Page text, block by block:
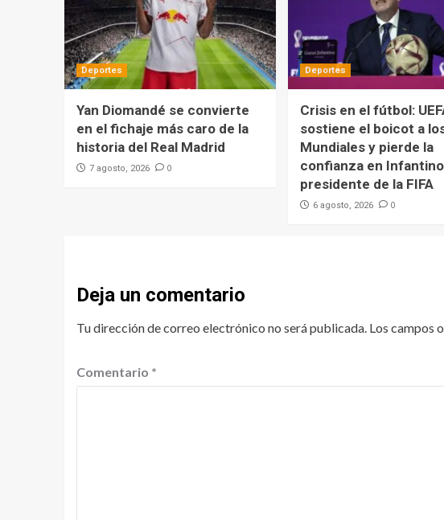
Deportes
Yan Diomandé se convierte
en el fichaje más caro de la
historia del Real Madrid
7 agosto, 2026 0
Deportes
Crisis en el fútbol:
sostiene el boicot a
Mundiales y pierde la
confianza en
presidente de la FIFA
6 agosto, 2026 0
Deja un comentario
Tu dirección de correo electrónico no será publicada. Los campos
Comentario *